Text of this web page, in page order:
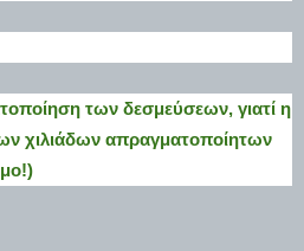
των δεσμεύσεων, γιατί η
χιλιάδων απραγματοποίητων